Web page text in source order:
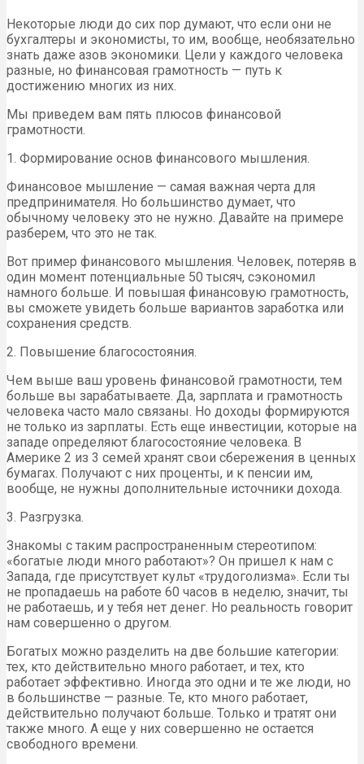
Некоторые люди до сих пор думают, что если они не
бухгалтеры и экономисты, то им, вообще, необязательно
знать даже азов экономики. Цели у каждого человека
разные, но финансовая грамотность — путь к
достижению многих из них.
Мы приведем вам пять плюсов финансовой
грамотности.
1. Формирование основ финансового мышления.
Финансовое мышление — самая важная черта для
предпринимателя. Но большинство думает, что
обычному человеку это не нужно. Давайте на примере
разберем, что это не так.
Вот пример финансового мышления. Человек, потеряв в
один момент потенциальные 50 тысяч, сэкономил
намного больше. И повышая финансовую грамотность,
вы сможете увидеть больше вариантов заработка или
сохранения средств.
2. Повышение благосостояния.
Чем выше ваш уровень финансовой грамотности, тем
больше вы зарабатываете. Да, зарплата и грамотность
человека часто мало связаны. Но доходы формируются
не только из зарплаты. Есть еще инвестиции, которые на
западе определяют благосостояние человека. В
Америке 2 из 3 семей хранят свои сбережения в ценных
бумагах. Получают с них проценты, и к пенсии им,
вообще, не нужны дополнительные источники дохода.
3. Разгрузка.
Знакомы с таким распространенным стереотипом:
«богатые люди много работают»? Он пришел к нам с
Запада, где присутствует культ «трудоголизма». Если ты
не пропадаешь на работе 60 часов в неделю, значит, ты
не работаешь, и у тебя нет денег. Но реальность говорит
нам совершенно о другом.
Богатых можно разделить на две большие категории:
тех, кто действительно много работает, и тех, кто
работает эффективно. Иногда это одни и те же люди, но
в большинстве — разные. Те, кто много работает,
действительно получают больше. Только и тратят они
также много. А еще у них совершенно не остается
свободного времени.